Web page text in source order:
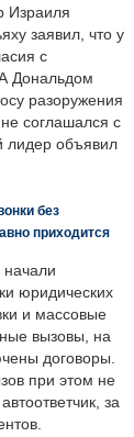
Израиля
заявил, что у
с
Дональдом
разоружения
соглашался с
лидер объявил
без
приходится
юридических
и массовые
вызовы, на
договоры.
при этом не
за